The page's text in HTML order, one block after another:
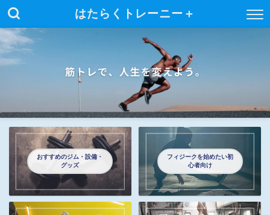
はたらくトレーニー＋
おすすめのジム・設備・
グッズ
フィジークを始めたい初
心者向け